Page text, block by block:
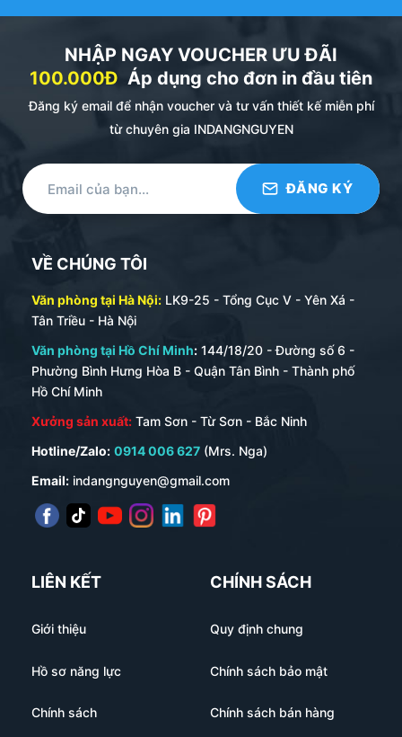
NHẬP NGAY VOUCHER ƯU ĐÃI
100.000Đ Áp dụng cho đơn in đầu tiên
Đăng ký email để nhận voucher và tư vấn thiết kế miễn phí
từ chuyên gia INDANGNGUYEN
VỀ CHÚNG TÔI
Văn phòng tại Hà Nội: LK9-25 - Tổng Cục V - Yên Xá -
Tân Triều - Hà Nội
Văn phòng tại Hồ Chí Minh: 144/18/20 - Đường số 6 -
Phường Bình Hưng Hòa B - Quận Tân Bình - Thành phố
Hồ Chí Minh
Xưởng sản xuất: Tam Sơn - Từ Sơn - Bắc Ninh
Hotline/Zalo: 0914 006 627 (Mrs. Nga)
Email: indangnguyen@gmail.com
LIÊN KẾT
Giới thiệu
Hồ sơ năng lực
Chính sách
CHÍNH SÁCH
Quy định chung
Chính sách bảo mật
Chính sách bán hàng